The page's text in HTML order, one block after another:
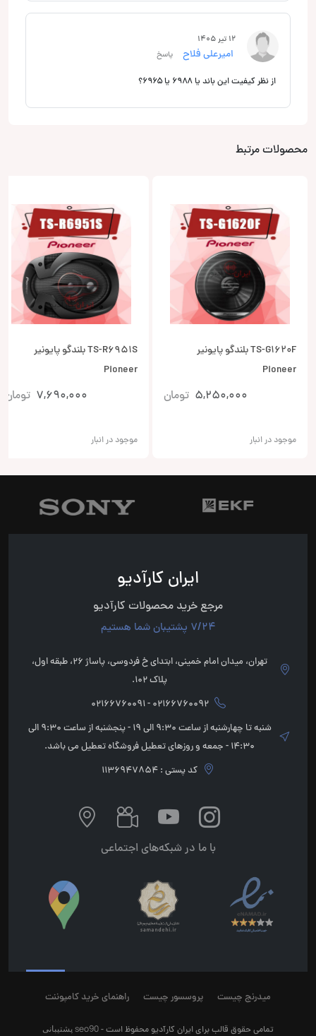
12 تیر 1405
امیرعلی فلاح پاسخ
از نظر کیفیت این باند یا ۶۹۸۸ یا ۶۹۶۵؟
محصولات مرتبط
TS-G1620F بلندگو پایونیر
Pioneer
5,250,000 تومان
موجود در انبار
TS-R6951S بلندگو پایونیر
Pioneer
7,690,000 تومان
موجود در انبار
ایران کارآدیو
مرجع خرید محصولات کارآدیو
7/24 پشتیبان شما هستیم
تهران، میدان امام خمینی، ابتدای خ فردوسی، پاساژ 26، طبقه اول،
پلاک 102.
02166760092 - 02166760091
شنبه تا چهارشنبه از ساعت 9:30 الی 19 - پنجشنبه از ساعت 9:30 الی
14:30 - جمعه و روزهای تعطیل فروشگاه تعطیل می باشد.
کد پستی : 1136947854
با ما در شبکه‌های اجتماعی
میدرنج چیست پروسسور چیست راهنمای خرید کامپوننت
تمامی حقوق قالب برای ایران کارآدیو محفوظ است -seo90پشتیبانی